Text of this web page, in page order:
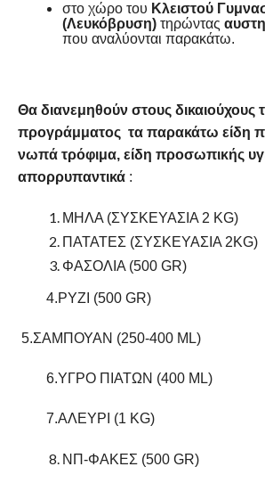
στο χώρο του Κλειστού
(Λευκόβρυση) τηρώντας
που αναλύονται παρακάτω.
Θα διανεμηθούν στους δικαιούχους
προγράμματος τα παρακάτω είδη
νωπά τρόφιμα, είδη προσωπικής
απορρυπαντικά :
ΜΗΛΑ (ΣΥΣΚΕΥΑΣΙΑ 2 KG)
ΠΑΤΑΤΕΣ (ΣΥΣΚΕΥΑΣΙΑ 2KG)
ΦΑΣΟΛΙΑ (500 GR)
4.ΡΥΖΙ (500 GR)
5.ΣΑΜΠΟΥΑΝ (250-400 ML)
6.ΥΓΡΟ ΠΙΑΤΩΝ (400 ML)
7.ΑΛΕΥΡΙ (1 KG)
ΝΠ-ΦΑΚΕΣ (500 GR)